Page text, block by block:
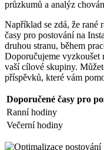
průzkumů a analýz
Například se zdá, že rané
časy pro postování na
druhou stranu, během
Doporučujeme vyzkoušet
vaší cílové skupiny.
příspěvků, které vám
Doporučené časy pro
Ranní hodiny
Večerní hodiny